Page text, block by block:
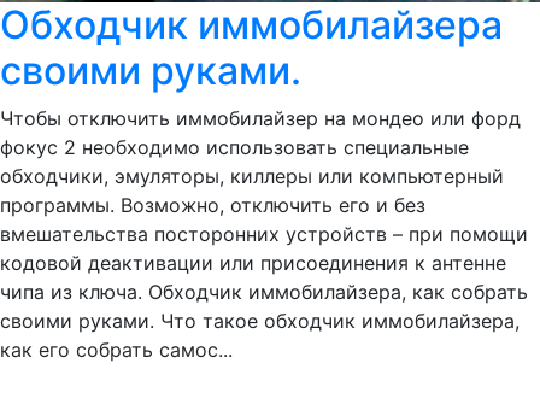
Обходчик иммобилайзера
своими руками.
Чтобы отключить иммобилайзер на мондео или форд
фокус 2 необходимо использовать специальные
обходчики, эмуляторы, киллеры или компьютерный
программы. Возможно, отключить его и без
вмешательства посторонних устройств – при помощи
кодовой деактивации или присоединения к антенне
чипа из ключа. Обходчик иммобилайзера, как собрать
своими руками. Что такое обходчик иммобилайзера,
как его собрать самос...